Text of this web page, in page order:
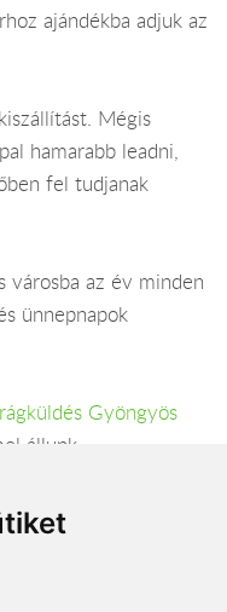
ajándékba adjuk az
Mégis
hamarabb leadni,
fel tudjanak
városba az év minden
ünnepnapok
Gyöngyös
állunk